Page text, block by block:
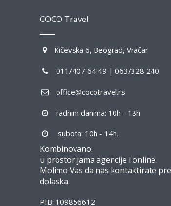
COCO Travel
Kičevska 6, Beograd, Vračar
011/407 64 49 | 063/328 240
office@cocotravel.rs
radnim danima: 10h - 18h
subota: 10h - 14h.
Kombinovano:
u prostorijama agencije i online.
Molimo Vas da nas kontaktirate pre
dolaska.
PIB: 109856612